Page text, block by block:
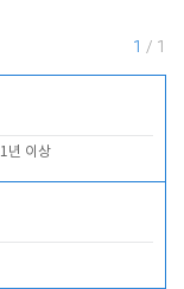
1 / 1
1년 이상